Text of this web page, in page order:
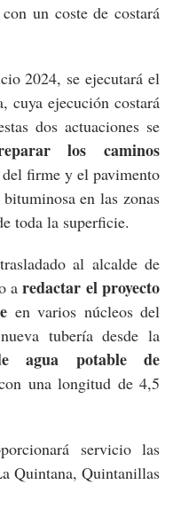
un coste de costará
2024, se ejecutará el
cuya ejecución costará
dos actuaciones se
los caminos
firme y el pavimento
en las zonas
toda la superficie.
al alcalde de
aredactar el proyecto
en varios núcleos del
tubería desde la
agua potable de
una longitud de 4,5
servicio las
Quintana, Quintanillas